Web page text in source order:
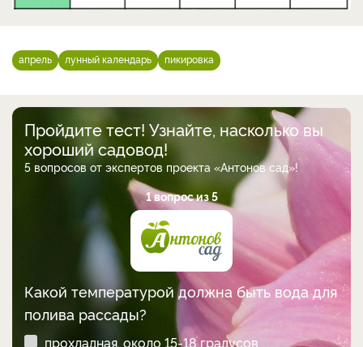
апрель лунный календарь пикировка
Пройдите тест! Узнайте, насколько вы
хороший садовод!
5 вопросов от экспертов проекта «Антонов сад»!
1 вопрос из 5
Какой температурой должна быть вода для
полива рассады?
прохладная, около 15-18 градусов